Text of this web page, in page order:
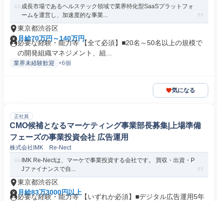
成長市場であるヘルステック領域で業界特化型SaaSプラットフォ
ームを運営し、加速度的な事業...
東京都渋谷区
月給70万円～140万円
必要な経験・能力等 【全て必須】■20名～50名以上の規模で
の開発組織マネジメント、組...
業界未経験歓迎 +6個
気になる
正社員
CMO候補となるマーケティング事業部長募集|上場準備
フェーズの事業投資会社 広告運用
株式会社IMK Re-Nect
IMK Re-Nectは、マーケで事業投資する会社です。 買収・出資・P
Jファイナンスで自...
東京都渋谷区
月給83万3000円以上
必要な経験・能力等 【いずれか必須】■デジタル広告運用5年